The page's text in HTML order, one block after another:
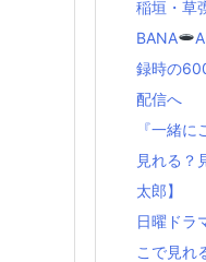
稲垣・草
BANA
録時の
配信へ
『一緒
見れる？
太郎】
日曜ドラ
こで見れ